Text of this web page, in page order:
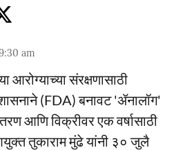
am
आरोग्याच्या संरक्षणासाठी
(FDA) बनावट 'ॲनालॉग'
आणि विक्रीवर एक वर्षासाठी
तुकाराम मुंढे यांनी ३० जुलै